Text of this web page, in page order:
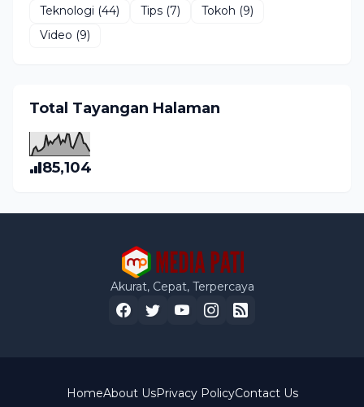
Teknologi (44) Tips (7) Tokoh (9)
Video (9)
Total Tayangan Halaman
85,104
Akurat, Cepat, Terpercaya
HomeAbout UsPrivacy PolicyContact Us